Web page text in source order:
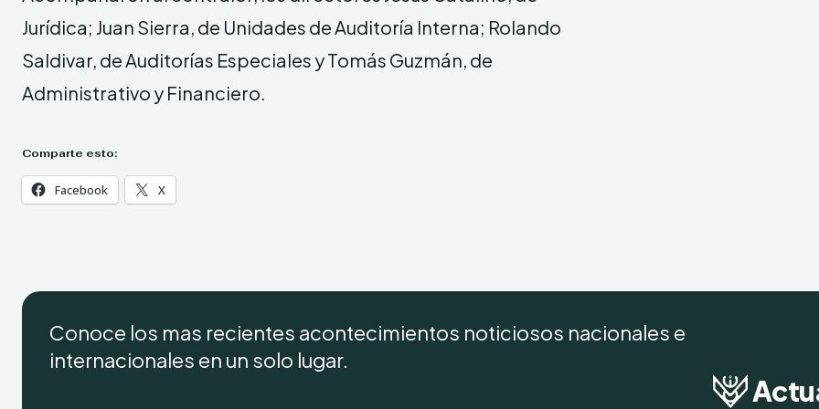
Jurídica; Juan Sierra, de Unidades de Auditoría Interna; Rolando
Saldivar, de Auditorías Especiales y Tomás Guzmán, de
Administrativo y Financiero.
Comparte esto:
Facebook X
Conoce los mas recientes acontecimientos noticiosos nacionales e
internacionales en un solo lugar.